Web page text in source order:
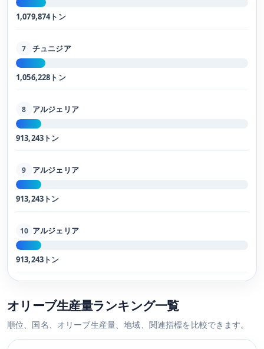
1,079,874トン
7 チュニジア
1,056,228トン
8 アルジェリア
913,243トン
9 アルジェリア
913,243トン
10 アルジェリア
913,243トン
オリーブ生産量ランキング一覧
順位、国名、オリーブ生産量、地域、関連指標を比較できます。